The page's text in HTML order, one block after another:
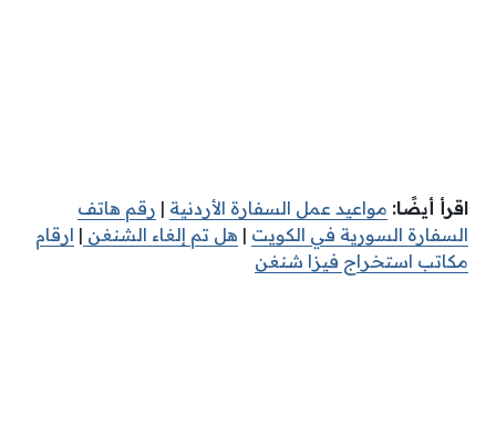
اقرأ أيضًا: مواعيد عمل السفارة الأردنية | رقم هاتف
السفارة السورية في الكويت | هل تم إلغاء الشنغن | ارقام
مكاتب استخراج فيزا شنغن